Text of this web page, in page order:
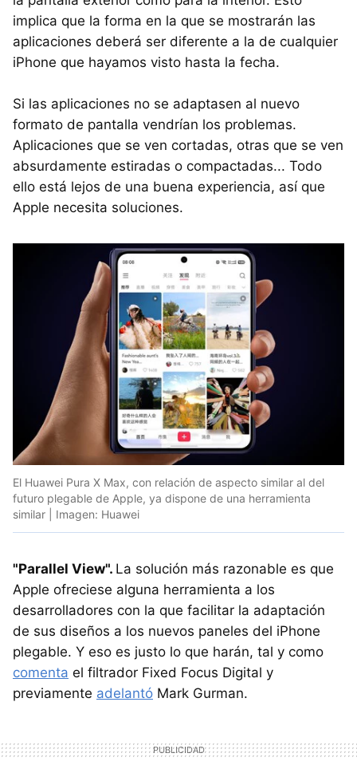
implica que la forma en la que se mostrarán las
aplicaciones deberá ser diferente a la de cualquier
iPhone que hayamos visto hasta la fecha.
Si las aplicaciones no se adaptasen al nuevo
formato de pantalla vendrían los problemas.
Aplicaciones que se ven cortadas, otras que se ven
absurdamente estiradas o compactadas... Todo
ello está lejos de una buena experiencia, así que
Apple necesita soluciones.
El Huawei Pura X Max, con relación de aspecto similar al del
futuro plegable de Apple, ya dispone de una herramienta
similar | Imagen: Huawei
"Parallel View". La solución más razonable es que
Apple ofreciese alguna herramienta a los
desarrolladores con la que facilitar la adaptación
de sus diseños a los nuevos paneles del iPhone
plegable. Y eso es justo lo que harán, tal y como
comenta el filtrador Fixed Focus Digital y
previamente adelantó Mark Gurman.